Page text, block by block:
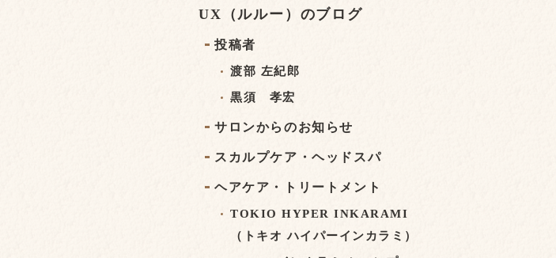
UX（ルルー）のブログ
投稿者
渡部 左紀郎
黒須 孝宏
サロンからのお知らせ
スカルプケア・ヘッドスパ
ヘアケア・トリートメント
TOKIO HYPER INKARAMI
（トキオ ハイパーインカラミ）